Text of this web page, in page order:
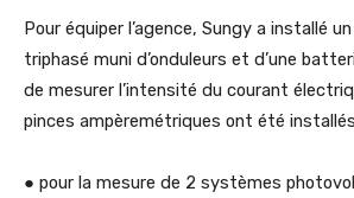
Pour équiper l’agence, Sungy a installé
triphasé muni d’onduleurs et d’une
de mesurer l’intensité du courant
pinces ampèremétriques ont été
● pour la mesure de 2 systèmes